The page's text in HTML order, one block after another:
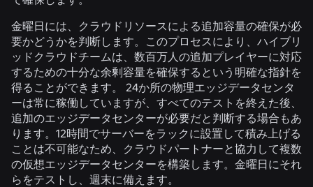
金曜日には、クラウドリソースによる追加容量の確保が必
要かどうかを判断します。このプロセスにより、ハイブリ
ッドクラウドチームは、数百万人の追加プレイヤーに対応
するための十分な余剰容量を確保するという明確な指針を
得ることができます。 24か所の物理エッジデータセンタ
ーは常に稼働していますが、すべてのテストを終えた後、
追加のエッジデータセンターが必要だと判断する場合もあ
ります。12時間でサーバーをラックに設置して積み上げる
ことは不可能なため、クラウドパートナーと協力して複数
の仮想エッジデータセンターを構築します。金曜日にそれ
らをテストし、週末に備えます。